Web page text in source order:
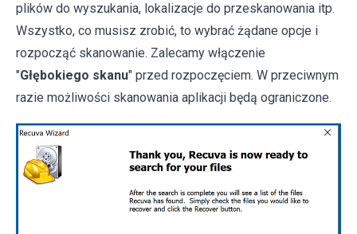
plików do wyszukania, lokalizacje do przeskanowania itp.
Wszystko, co musisz zrobić, to wybrać żądane opcje i
rozpocząć skanowanie. Zalecamy włączenie
"Głębokiego skanu" przed rozpoczęciem. W przeciwnym
razie możliwości skanowania aplikacji będą ograniczone.